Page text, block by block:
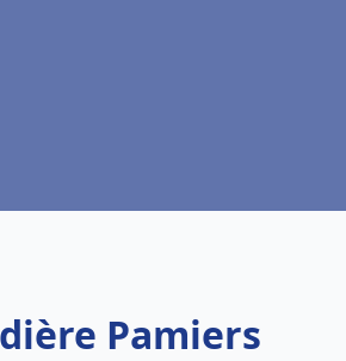
Pamiers